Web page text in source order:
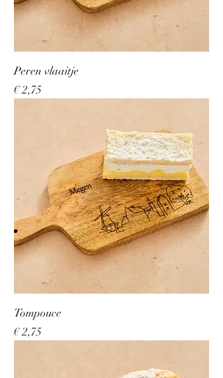
Peren vlaaitje
Prijs
€ 2,75
Tompouce
Prijs
€ 2,75